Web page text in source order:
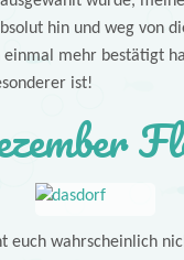
hin und weg von
mehr bestätigt
ist!
euch wahrscheinlich